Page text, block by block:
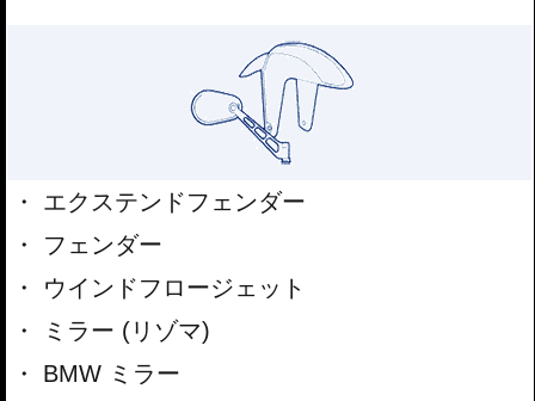
エクステンドフェンダー
フェンダー
ウインドフロージェット
ミラー (リゾマ)
BMW ミラー